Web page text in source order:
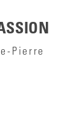
Pierre